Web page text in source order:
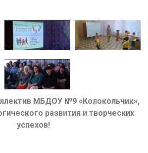
МБДОУ №9 «Колокольчик»,
развития и творческих
успехов!